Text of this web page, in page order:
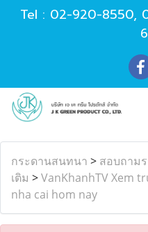
Tel : 02-920-8550,
กระดานสนทนา > สอบถามร
เติม >VanKhanhTV Xem
nha cai hom nay